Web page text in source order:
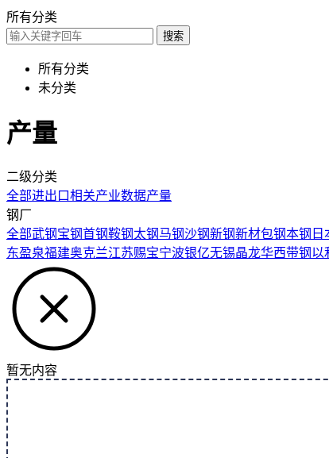
所有分类
搜索
所有分类
未分类
产量
二级分类
全部进出口相关产业数据产量
钢厂
全部武钢宝钢首钢鞍钢太钢马钢沙钢新钢新材包钢本钢 日
东盈泉福建奥克兰江苏赐宝宁波银亿无锡晶龙华西带钢以
暂无内容